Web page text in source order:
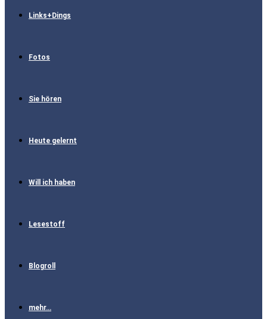
Links+Dings
Fotos
Sie hören
Heute gelernt
Will ich haben
Lesestoff
Blogroll
mehr…